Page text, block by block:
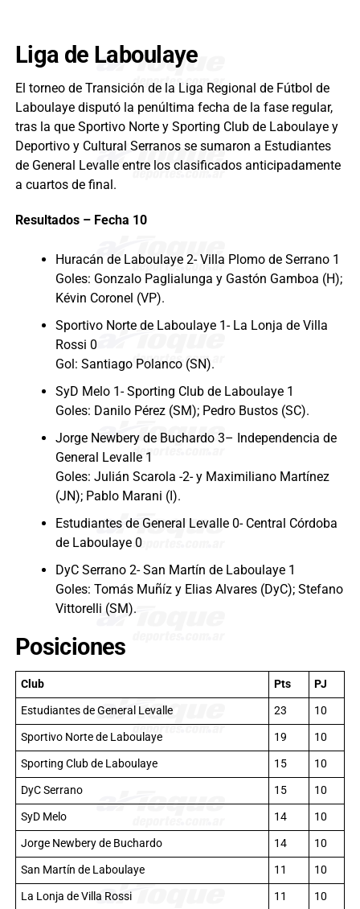
Liga de Laboulaye
El torneo de Transición de la Liga Regional de Fútbol de
Laboulaye disputó la penúltima fecha de la fase regular,
tras la que Sportivo Norte y Sporting Club de Laboulaye y
Deportivo y Cultural Serranos se sumaron a Estudiantes
de General Levalle entre los clasificados anticipadamente
a cuartos de final.
Resultados – Fecha 10
Huracán de Laboulaye 2- Villa Plomo de Serrano 1
Goles: Gonzalo Paglialunga y Gastón Gamboa (H);
Kévin Coronel (VP).
Sportivo Norte de Laboulaye 1- La Lonja de Villa
Rossi 0
Gol: Santiago Polanco (SN).
SyD Melo 1- Sporting Club de Laboulaye 1
Goles: Danilo Pérez (SM); Pedro Bustos (SC).
Jorge Newbery de Buchardo 3– Independencia de
General Levalle 1
Goles: Julián Scarola -2- y Maximiliano Martínez
(JN); Pablo Marani (I).
Estudiantes de General Levalle 0- Central Córdoba
de Laboulaye 0
DyC Serrano 2- San Martín de Laboulaye 1
Goles: Tomás Muñíz y Elias Alvares (DyC); Stefano
Vittorelli (SM).
Posiciones
Club Pts
PJ
Estudiantes de General Levalle
23
10
Sportivo Norte de Laboulaye
19
10
Sporting Club de Laboulaye
15
10
DyC Serrano
15
10
SyD Melo
14
10
Jorge Newbery de Buchardo
14
10
San Martín de Laboulaye
11
10
La Lonja de Villa Rossi
11
10